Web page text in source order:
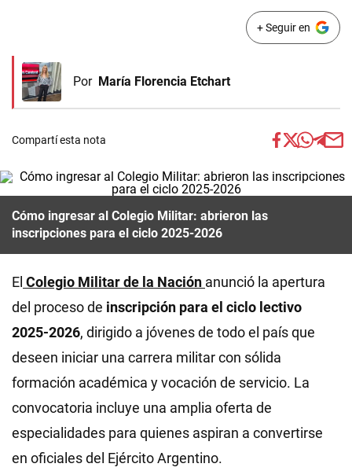
+ Seguir en
Por María Florencia Etchart
Compartí esta nota
Cómo ingresar al Colegio Militar: abrieron las
inscripciones para el ciclo 2025-2026
El Colegio Militar de la Nación anunció la apertura
del proceso de inscripción para el ciclo lectivo
2025-2026, dirigido a jóvenes de todo el país que
deseen iniciar una carrera militar con sólida
formación académica y vocación de servicio. La
convocatoria incluye una amplia oferta de
especialidades para quienes aspiran a convertirse
en oficiales del Ejército Argentino.